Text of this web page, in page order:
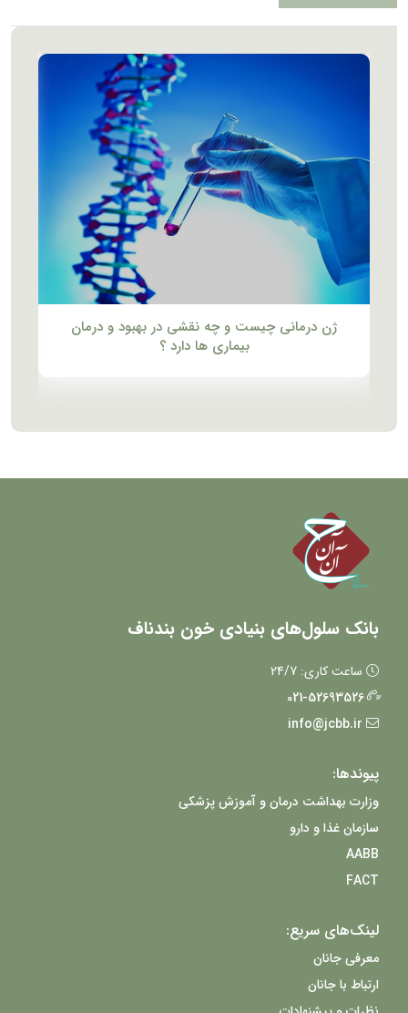
ژن درمانی چیست و چه نقشی در بهبود و درمان
بیماری ها دارد ؟
بانک سلول‌های بنیادی خون بندناف
ساعت کاری: 24/7
021-52693526
info@jcbb.ir
پیوندها:
وزارت بهداشت درمان و آموزش پزشکی
سازمان غذا و دارو
AABB
FACT
لینک‌های سریع:
معرفی جانان
ارتباط با جانان